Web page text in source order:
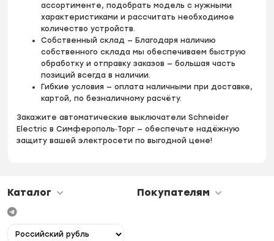
ассортименте, подобрать модель с нужными
характеристиками и рассчитать необходимое
количество устройств.
Собственный склад — Благодаря наличию
собственного склада мы обеспечиваем быструю
обработку и отправку заказов — большая часть
позиций всегда в наличии.
Гибкие условия — оплата наличными при доставке,
картой, по безналичному расчёту.
Закажите автоматические выключатели Schneider
Electric в Симферополь‑Торг — обеспечьте надёжную
защиту вашей электросети по выгодной цене!
Каталог Покупателям